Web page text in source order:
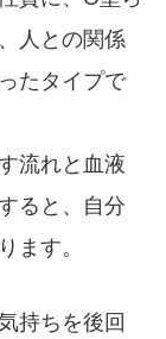
人との関係
たタイプで
流れと血液
ると、自分
ます。
持ちを後回